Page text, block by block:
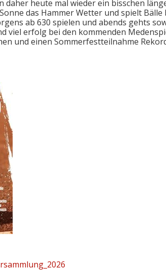
daher heute mal wieder ein bisschen
das Hammer Wetter und spielt
ab 630 spielen und abends gehts
viel erfolg bei den kommenden
und einen Sommerfestteilnahme